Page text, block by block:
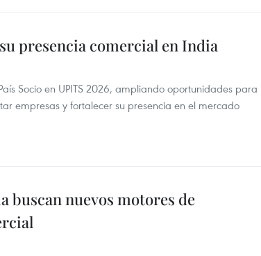
presencia comercial en India
Socio en UPITS 2026, ampliando oportunidades para
empresas y fortalecer su presencia en el mercado
buscan nuevos motores de